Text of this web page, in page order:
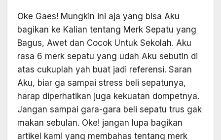
Oke Gaes! Mungkin ini aja yang bisa Aku
bagikan ke Kalian tentang Merk Sepatu yang
Bagus, Awet dan Cocok Untuk Sekolah. Aku
rasa 6 merk sepatu yang udah Aku sebutin di
atas cukuplah yah buat jadi referensi. Saran
Aku, biar ga sampai stress beli sepatunya,
harap diperhatikan juga kekuatan dompetnya.
Jangan sampai gara-gara beli sepatu trus gak
makan sebulan. Oke! jangan lupa bagikan
artikel kami yang membahas tentang merk